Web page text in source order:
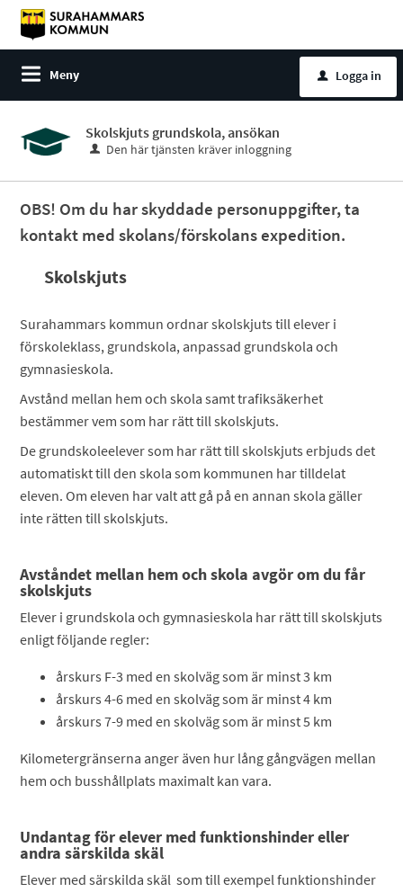
Meny u Logga in
Skolskjuts grundskola, ansökan
Den här tjänsten kräver inloggning
OBS! Om du har skyddade personuppgifter, ta
kontakt med skolans/förskolans expedition.
Skolskjuts
Surahammars kommun ordnar skolskjuts till elever i
förskoleklass, grundskola, anpassad grundskola och
gymnasieskola.
Avstånd mellan hem och skola samt trafiksäkerhet
bestämmer vem som har rätt till skolskjuts.
De grundskoleelever som har rätt till skolskjuts erbjuds det
automatiskt till den skola som kommunen har tilldelat
eleven. Om eleven har valt att gå på en annan skola gäller
inte rätten till skolskjuts.
Avståndet mellan hem och skola avgör om du får
skolskjuts
Elever i grundskola och gymnasieskola har rätt till skolskjuts
enligt följande regler:
årskurs F-3 med en skolväg som är minst 3 km
årskurs 4-6 med en skolväg som är minst 4 km
årskurs 7-9 med en skolväg som är minst 5 km
Kilometergränserna anger även hur lång gångvägen mellan
hem och busshållplats maximalt kan vara.
Undantag för elever med funktionshinder eller
andra särskilda skäl
Elever med särskilda skäl som till exempel funktionshinder